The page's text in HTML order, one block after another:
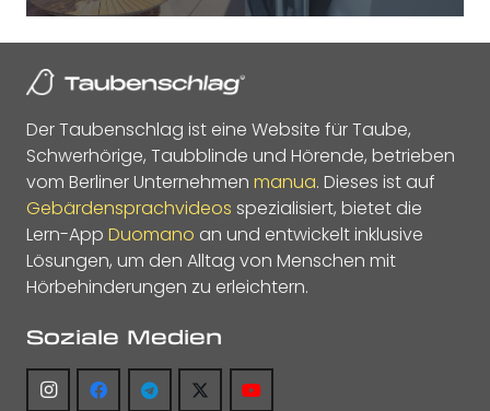
Der Taubenschlag ist eine Website für Taube,
Schwerhörige, Taubblinde und Hörende, betrieben
vom Berliner Unternehmen manua. Dieses ist auf
Gebärdensprachvideos spezialisiert, bietet die
Lern-App Duomano an und entwickelt inklusive
Lösungen, um den Alltag von Menschen mit
Hörbehinderungen zu erleichtern.
Soziale Medien